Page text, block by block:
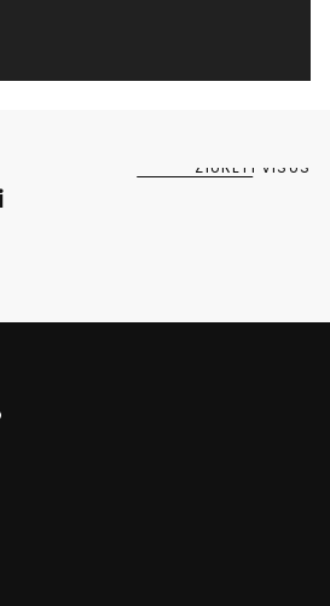
ŽIŪRĖTI VISUS